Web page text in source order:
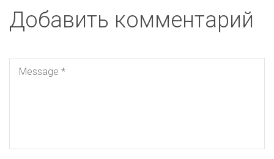
Добавить комментарий